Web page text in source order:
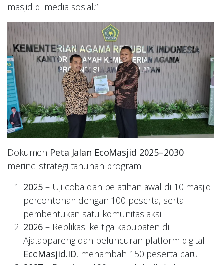
masjid di media sosial.”
Dokumen Peta Jalan EcoMasjid 2025–2030
merinci strategi tahunan program:
2025 – Uji coba dan pelatihan awal di 10 masjid
percontohan dengan 100 peserta, serta
pembentukan satu komunitas aksi.
2026 – Replikasi ke tiga kabupaten di
Ajatappareng dan peluncuran platform digital
EcoMasjid.ID, menambah 150 peserta baru.